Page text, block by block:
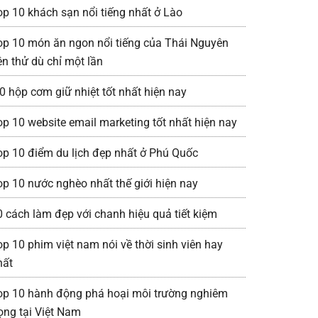
10 khách sạn nổi tiếng nhất ở Lào
10 món ăn ngon nổi tiếng của Thái Nguyên
thử dù chỉ một lần
hộp cơm giữ nhiệt tốt nhất hiện nay
10 website email marketing tốt nhất hiện nay
10 điểm du lịch đẹp nhất ở Phú Quốc
10 nước nghèo nhất thế giới hiện nay
cách làm đẹp với chanh hiệu quả tiết kiệm
10 phim việt nam nói về thời sinh viên hay
10 hành động phá hoại môi trường nghiêm
tại Việt Nam